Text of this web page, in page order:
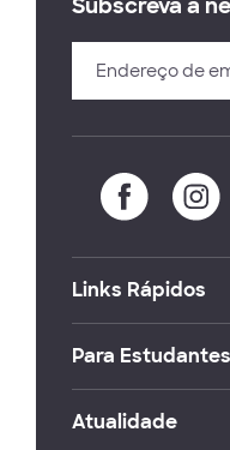
Subscreva a
Links Rápidos
Para Estudantes
Atualidade